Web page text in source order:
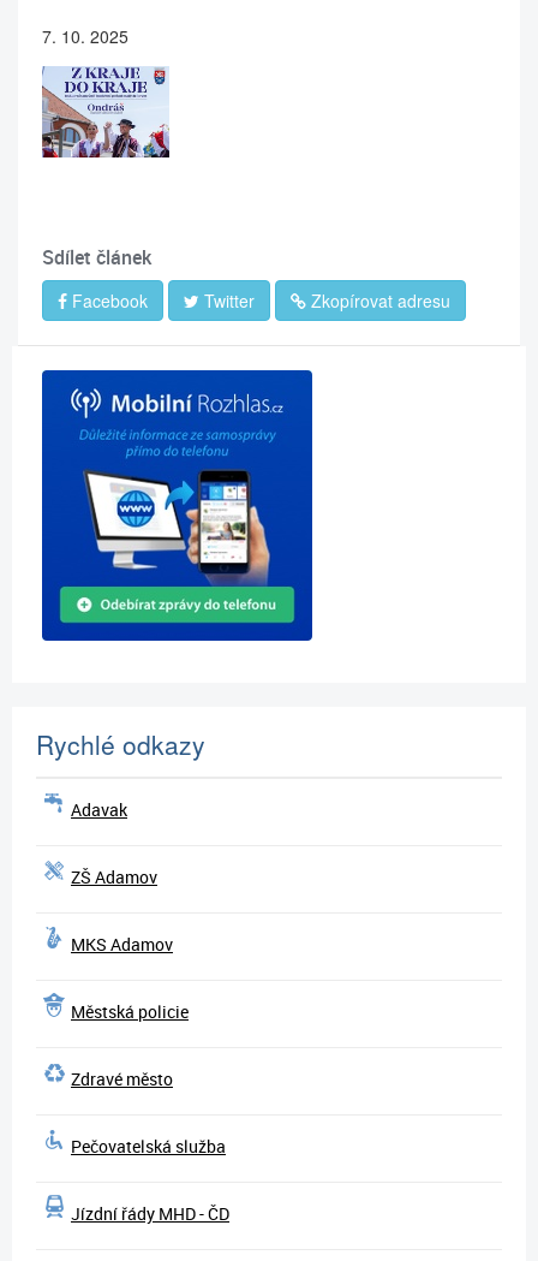
7. 10. 2025
Sdílet článek
Facebook Twitter Zkopírovat adresu
Rychlé odkazy
Adavak
ZŠ Adamov
MKS Adamov
Městská policie
Zdravé město
Pečovatelská služba
Jízdní řády MHD - ČD